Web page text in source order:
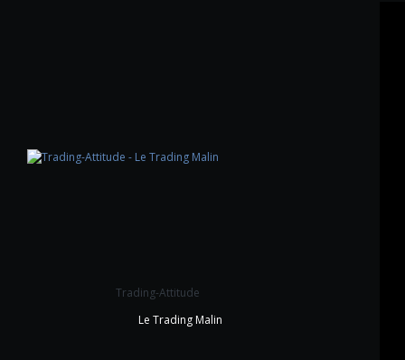
Trading-Attitude
Le Trading Malin